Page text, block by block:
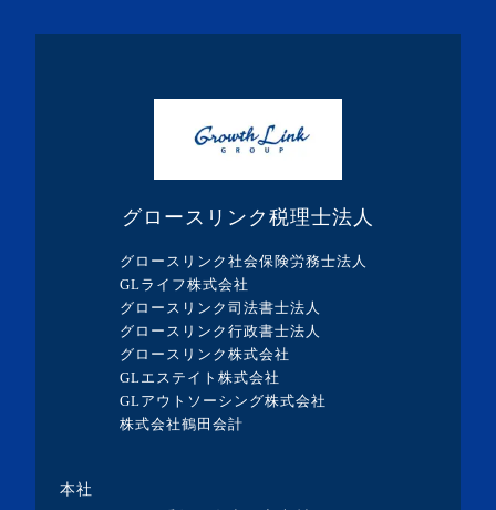
・2023年9月(5記事)
・2023年8月(13記事)
・2023年7月(9記事)
・2023年6月(1記事)
・2023年5月(3記事)
・2023年4月(4記事)
・2023年2月(2記事)
グロースリンク税理士法人
グロースリンク社会保険労務士法人
GLライフ株式会社
グロースリンク司法書士法人
グロースリンク行政書士法人
グロースリンク株式会社
GLエステイト株式会社
GLアウトソーシング株式会社
株式会社鶴田会計
本社